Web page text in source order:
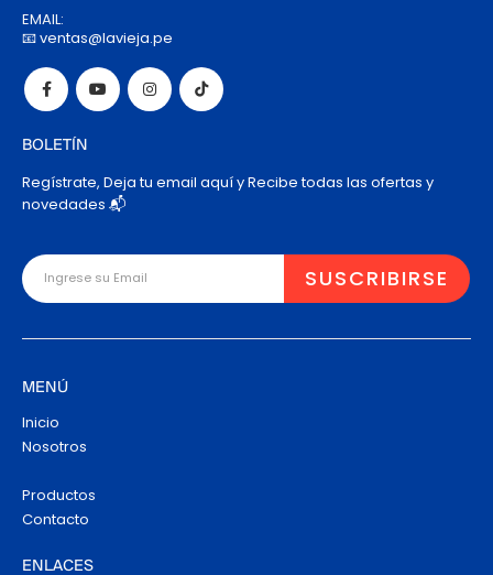
EMAIL:
📧 ventas@lavieja.pe
BOLETÍN
Regístrate, Deja tu email aquí y Recibe todas las ofertas y
novedades 📬
MENÚ
Inicio
Nosotros
Productos
Contacto
ENLACES